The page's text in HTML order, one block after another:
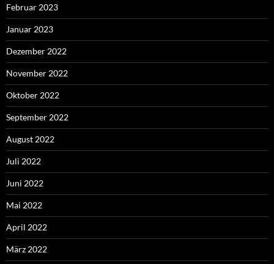
Februar 2023
Januar 2023
Dezember 2022
November 2022
Oktober 2022
September 2022
August 2022
Juli 2022
Juni 2022
Mai 2022
April 2022
März 2022